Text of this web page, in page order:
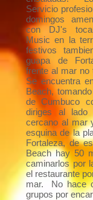
Servicio
domingos
con DJ's
Music en la
festivos
guapa de
frente al mar no
Se encuentra
Beach,
de Cumbuco
diriges al
cercano al mar
esquina de la
Fortaleza, de
Beach hay 50
caminarlos por
el restaurante
mar. No hace
grupos por